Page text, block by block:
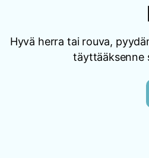
Hyvä herra tai rouva,
täyttääksenne